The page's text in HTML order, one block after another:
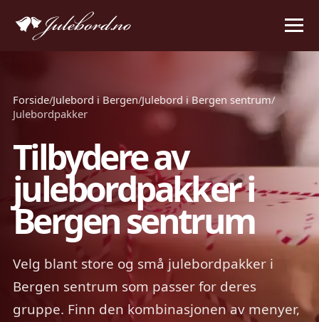
Forside/Julebord i Bergen/Julebord i Bergen sentrum/
Julebordpakker
Tilbydere av
julebordpakker i
Bergen sentrum
Velg blant store og små julebordpakker i
Bergen sentrum som passer for deres
gruppe. Finn den kombinasjonen av menyer,